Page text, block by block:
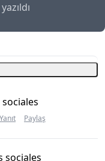
Yanıt Paylaş
sociales